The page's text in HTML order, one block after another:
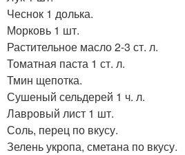
Чеснок 1 долька.
Морковь 1 шт.
Растительное масло 2-3 ст. л.
Томатная паста 1 ст. л.
Тмин щепотка.
Сушеный сельдерей 1 ч. л.
Лавровый лист 1 шт.
Соль, перец по вкусу.
Зелень укропа, сметана по вкусу.